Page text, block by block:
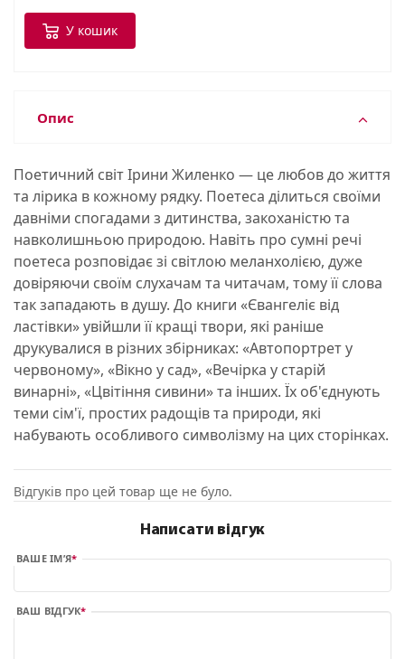
У кошик
Опис
Поетичний світ Ірини Жиленко — це любов до життя
та лірика в кожному рядку. Поетеса ділиться своїми
давніми спогадами з дитинства, закоханістю та
навколишньою природою. Навіть про сумні речі
поетеса розповідає зі світлою меланхолією, дуже
довіряючи своїм слухачам та читачам, тому її слова
так западають в душу. До книги «Євангеліє від
ластівки» увійшли її кращі твори, які раніше
друкувалися в різних збірниках: «Автопортрет у
червоному», «Вікно у сад», «Вечірка у старій
винарні», «Цвітіння сивини» та інших. Їх об'єднують
теми сім'ї, простих радощів та природи, які
набувають особливого символізму на цих сторінках.
Відгуків про цей товар ще не було.
Написати відгук
ВАШЕ ІМ’Я
ВАШ ВІДГУК